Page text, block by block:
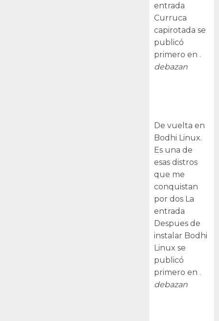
entrada
Curruca
capirotada se
publicó
primero en .
debazan
De vuelta en
Bodhi Linux.
Es una de
esas distros
que me
conquistan
por dos La
entrada
Despues de
instalar Bodhi
Linux se
publicó
primero en .
debazan